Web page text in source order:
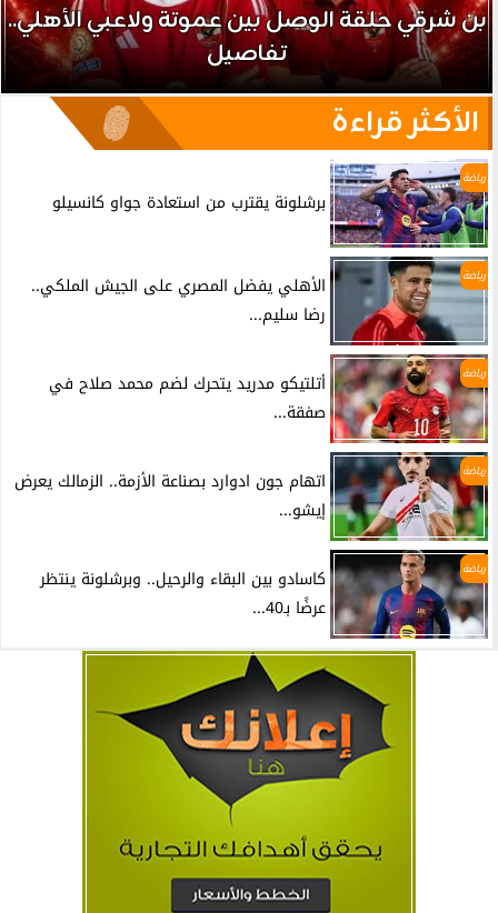
بن شرقي حلقة الوصل بين عموتة ولاعبي الأهلي..
تفاصيل
الأكثر قراءة
رياضة
برشلونة يقترب من استعادة جواو كانسيلو
رياضة
الأهلي يفضل المصري على الجيش الملكي..
رضا سليم...
رياضة
أتلتيكو مدريد يتحرك لضم محمد صلاح في
صفقة...
رياضة
اتهام جون ادوارد بصناعة الأزمة.. الزمالك يعرض
إيشو...
رياضة
كاسادو بين البقاء والرحيل.. وبرشلونة ينتظر
عرضًا بـ40...